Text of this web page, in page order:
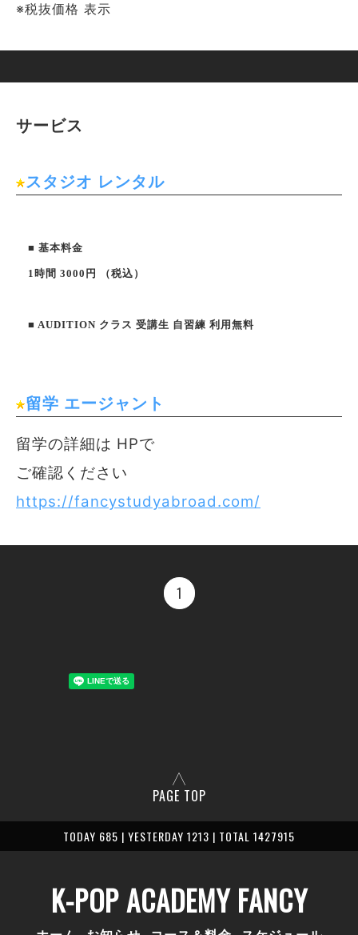
※税抜価格 表示
サービス
スタジオ レンタル
■ 基本料金
1時間 3000円 （税込）
■ AUDITION クラス 受講生 自習練 利用無料
留学 エージャント
留学の詳細は HPで
ご確認ください
https://fancystudyabroad.com/
1
PAGE TOP
TODAY 685 | YESTERDAY 1213 | TOTAL 1427915
K-POP ACADEMY FANCY